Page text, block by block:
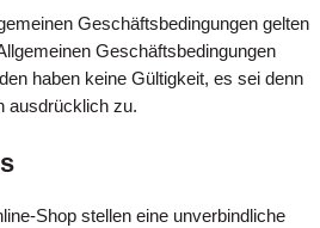
Geschäftsbedingungen gelten
Geschäftsbedingungen
haben keine Gültigkeit, es sei denn
ausdrücklich zu.
Shop stellen eine unverbindliche